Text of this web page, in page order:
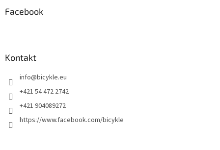
Facebook
Kontakt
info@bicykle.eu
+421 54 472 2742
+421 904089272
https://www.facebook.com/bicykle